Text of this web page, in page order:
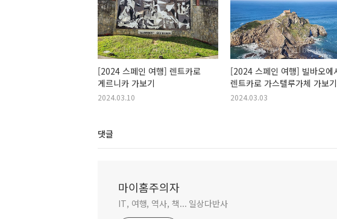
[2024 스페인 여행] 렌트카로
게르니카 가보기
2024.03.10
[2024 스페인 여행] 빌바오에
렌트카로 가스텔루가체 가보기
2024.03.03
댓글
마이홈주의자
IT, 여행, 역사, 책... 일상다반사